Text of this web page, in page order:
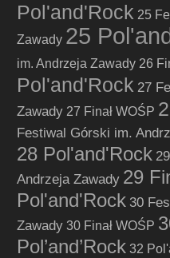
Pol'and'Rock 25
Zawady 25
im. Andrzeja Zawady 26
Pol'and'Rock 27
Zawady 27 Finał WOŚP
Festiwal Górski im.
28 Pol'and'Rock
Andrzeja Zawady 29
Pol'and'Rock 30
Zawady 30 Finał WOŚP
Pol’and’Rock 32